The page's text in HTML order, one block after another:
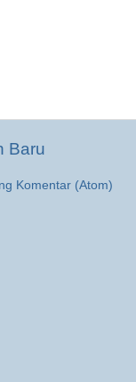
Baru
Komentar (Atom)